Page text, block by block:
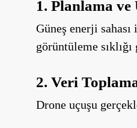
1. Planlama ve
Güneş enerji
görüntüleme
2. Veri
Drone uçuşu